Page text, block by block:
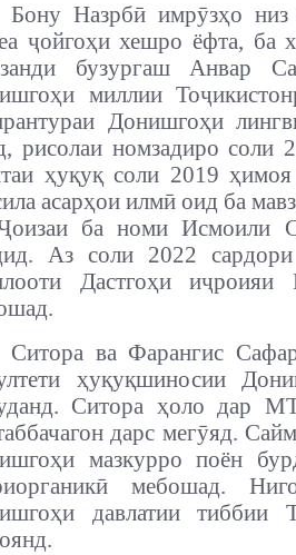
Бону Назрбӣ имрӯзҳо
ҷойгоҳи хешро ёфта, ба
бузургаш Анвар
миллии
Донишгоҳи
рисолаи номзадиро соли
ҳуқуқ соли 2019
асарҳои илмӣ оид ба
ба номи Исмоили
Аз соли 2022
Дастгоҳи иҷроияи
Ситора ва Фарангис
ҳуқуқшиносии
Ситора ҳоло
дарс мегӯяд.
мазкурро поён
мебошад.
давлатии тиббии